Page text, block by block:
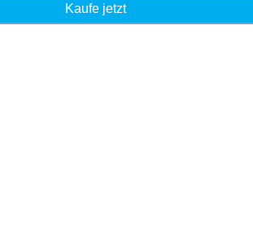
Kaufe jetzt
Meine eSIMs